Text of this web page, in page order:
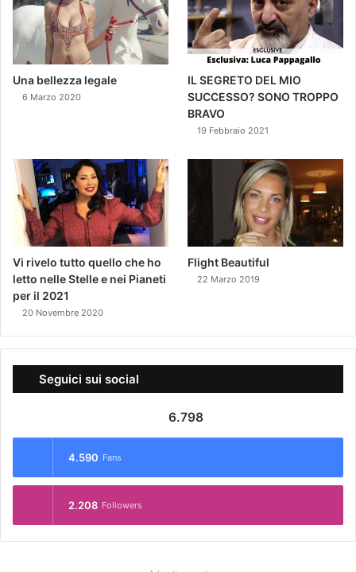
Una bellezza legale
6 Marzo 2020
IL SEGRETO DEL MIO
SUCCESSO? SONO TROPPO
BRAVO
19 Febbraio 2021
Vi rivelo tutto quello che ho
letto nelle Stelle e nei Pianeti
per il 2021
20 Novembre 2020
Flight Beautiful
22 Marzo 2019
Seguici sui social
6.798
4.590 Fans
2.208 Followers